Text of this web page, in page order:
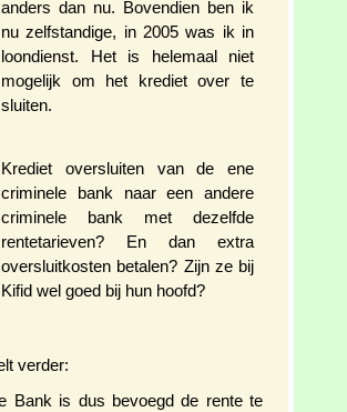
anders dan nu. Bovendien ben ik
nu zelfstandige, in 2005 was ik in
loondienst. Het is helemaal niet
mogelijk om het krediet over te
sluiten.
Krediet oversluiten van de ene
criminele bank naar een andere
criminele bank met dezelfde
rentetarieven? En dan extra
oversluitkosten betalen? Zijn ze bij
Kifid wel goed bij hun hoofd?
verder:
Bank is dus bevoegd de rente te